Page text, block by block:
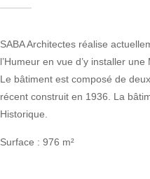
SABA Architectes réalise
l’Humeur en vue d’y installer
Le bâtiment est composé de
récent construit en 1936. La
Historique.
Surface : 976 m²